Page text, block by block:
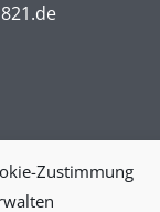
Zustimmung